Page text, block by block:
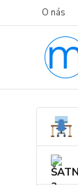
O nás